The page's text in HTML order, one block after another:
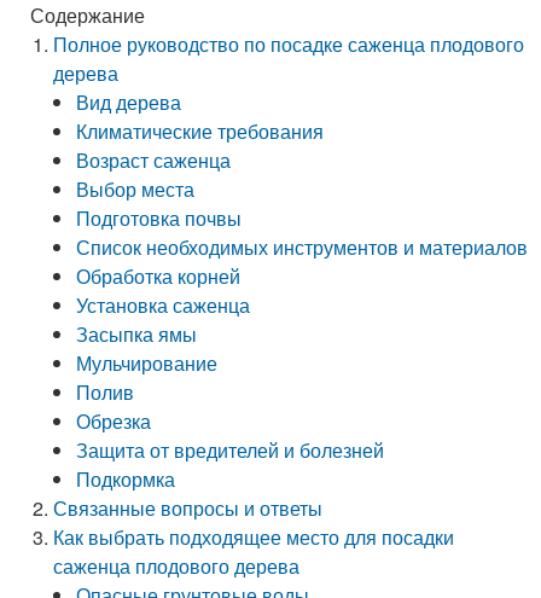
Содержание
Полное руководство по посадке саженца плодового
дерева
Вид дерева
Климатические требования
Возраст саженца
Выбор места
Подготовка почвы
Список необходимых инструментов и материалов
Обработка корней
Установка саженца
Засыпка ямы
Мульчирование
Полив
Обрезка
Защита от вредителей и болезней
Подкормка
Связанные вопросы и ответы
Как выбрать подходящее место для посадки
саженца плодового дерева